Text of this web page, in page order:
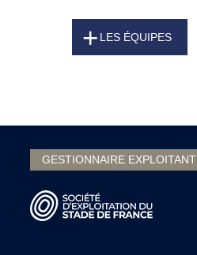
LES ÉQUIPES
GESTIONNAIRE EXPLOITANT